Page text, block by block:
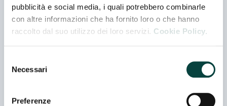
pubblicità e social media, i quali potrebbero combinarle
con altre informazioni che ha fornito loro o che hanno
raccolto dal suo utilizzo dei loro servizi. Cookie Policy.
delNecessari
Preferenze
GRISSIN BON SPA